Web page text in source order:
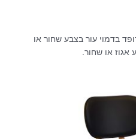
בדמוי עור בצבע שחור או
או שחור.